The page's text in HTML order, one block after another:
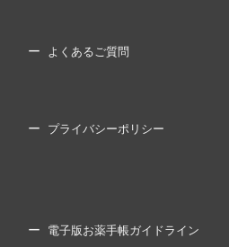
よくあるご質問
プライバシーポリシー
電子版お薬手帳ガイドライン